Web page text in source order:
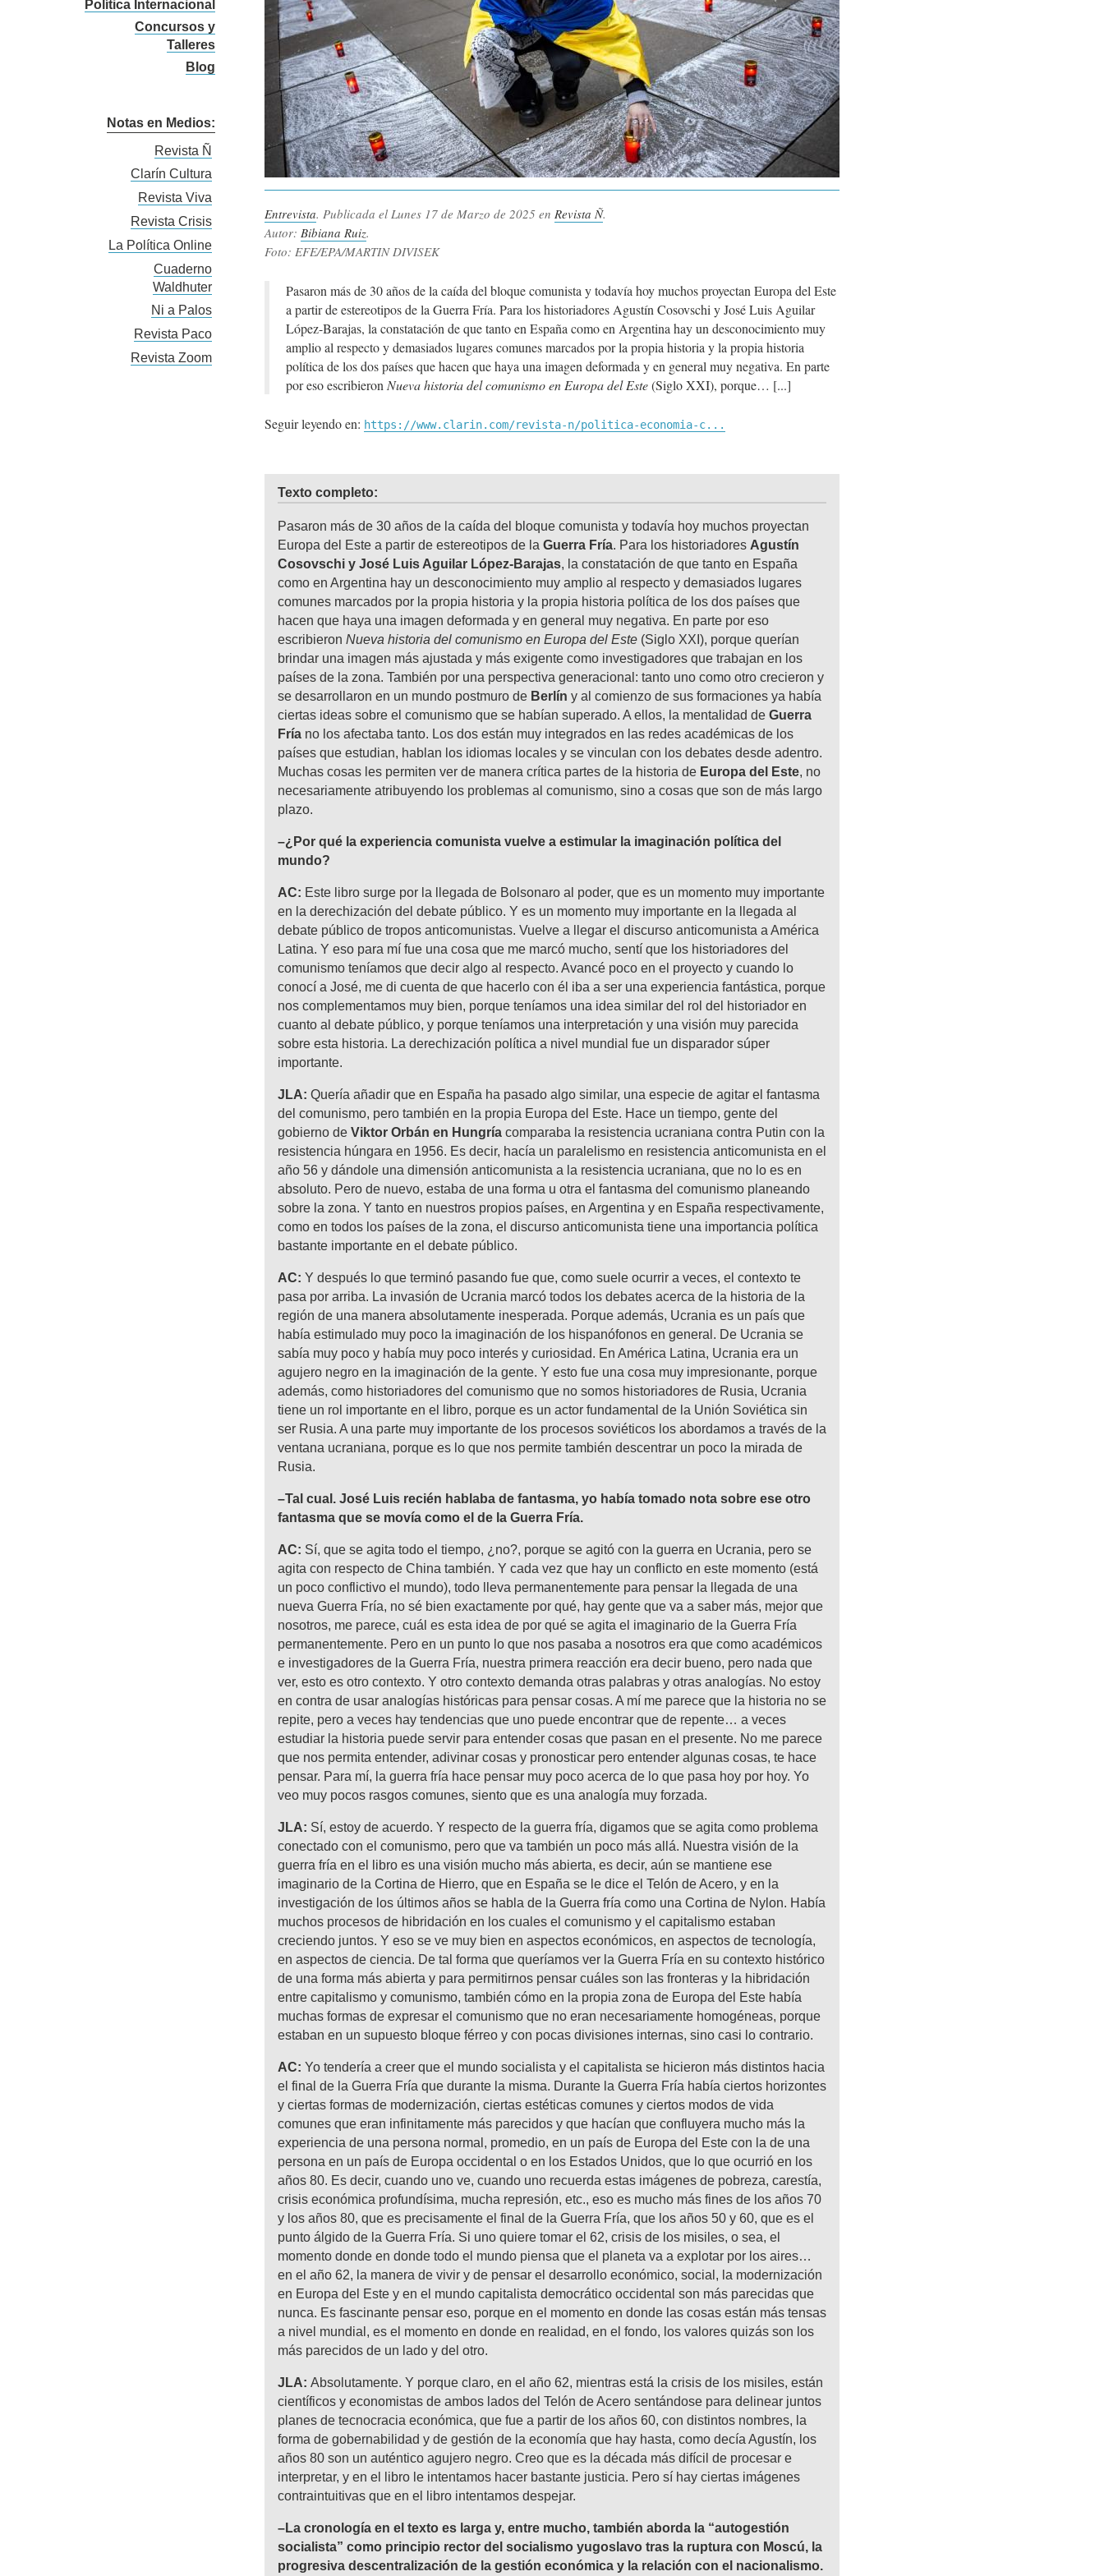
Política Internacional
Concursos y
Talleres
Blog
Notas en Medios:
Revista Ñ
Clarín Cultura
Revista Viva
Revista Crisis
La Política Online
Cuaderno
Waldhuter
Ni a Palos
Revista Paco
Revista Zoom
Entrevista. Publicada el Lunes 17 de Marzo de 2025 en Revista Ñ.
Autor: Bibiana Ruiz.
Foto: EFE/EPA/MARTIN DIVISEK
Pasaron más de 30 años de la caída del bloque comunista y todavía hoy muchos proyectan Europa del Este
a partir de estereotipos de la Guerra Fría. Para los historiadores Agustín Cosovschi y José Luis Aguilar
López-Barajas, la constatación de que tanto en España como en Argentina hay un desconocimiento muy
amplio al respecto y demasiados lugares comunes marcados por la propia historia y la propia historia
política de los dos países que hacen que haya una imagen deformada y en general muy negativa. En parte
por eso escribieron Nueva historia del comunismo en Europa del Este(Siglo XXI), porque…
Seguir leyendo en: https://www.clarin.com/revista-n/politica-economia-c...
Texto completo:
Pasaron más de 30 años de la caída del bloque comunista y todavía hoy muchos proyectan
Europa del Este a partir de estereotipos de la Guerra Fría. Para los historiadores Agustín
Cosovschi y José Luis Aguilar López-Barajas, la constatación de que tanto en España
como en Argentina hay un desconocimiento muy amplio al respecto y demasiados lugares
comunes marcados por la propia historia y la propia historia política de los dos países que
hacen que haya una imagen deformada y en general muy negativa. En parte por eso
escribieron Nueva historia del comunismo en Europa del Este (Siglo XXI), porque querían
brindar una imagen más ajustada y más exigente como investigadores que trabajan en los
países de la zona. También por una perspectiva generacional: tanto uno como otro crecieron y
se desarrollaron en un mundo postmuro de Berlín y al comienzo de sus formaciones ya había
ciertas ideas sobre el comunismo que se habían superado. A ellos, la mentalidad de Guerra
Fría no los afectaba tanto. Los dos están muy integrados en las redes académicas de los
países que estudian, hablan los idiomas locales y se vinculan con los debates desde adentro.
Muchas cosas les permiten ver de manera crítica partes de la historia de Europa del Este, no
necesariamente atribuyendo los problemas al comunismo, sino a cosas que son de más largo
plazo.
–¿Por qué la experiencia comunista vuelve a estimular la imaginación política del
mundo?
AC: Este libro surge por la llegada de Bolsonaro al poder, que es un momento muy importante
en la derechización del debate público. Y es un momento muy importante en la llegada al
debate público de tropos anticomunistas. Vuelve a llegar el discurso anticomunista a América
Latina. Y eso para mí fue una cosa que me marcó mucho, sentí que los historiadores del
comunismo teníamos que decir algo al respecto. Avancé poco en el proyecto y cuando lo
conocí a José, me di cuenta de que hacerlo con él iba a ser una experiencia fantástica, porque
nos complementamos muy bien, porque teníamos una idea similar del rol del historiador en
cuanto al debate público, y porque teníamos una interpretación y una visión muy parecida
sobre esta historia. La derechización política a nivel mundial fue un disparador súper
importante.
JLA: Quería añadir que en España ha pasado algo similar, una especie de agitar el fantasma
del comunismo, pero también en la propia Europa del Este. Hace un tiempo, gente del
gobierno de Viktor Orbán en Hungría comparaba la resistencia ucraniana contra Putin con la
resistencia húngara en 1956. Es decir, hacía un paralelismo en resistencia anticomunista en el
año 56 y dándole una dimensión anticomunista a la resistencia ucraniana, que no lo es en
absoluto. Pero de nuevo, estaba de una forma u otra el fantasma del comunismo planeando
sobre la zona. Y tanto en nuestros propios países, en Argentina y en España respectivamente,
como en todos los países de la zona, el discurso anticomunista tiene una importancia política
bastante importante en el debate público.
AC: Y después lo que terminó pasando fue que, como suele ocurrir a veces, el contexto te
pasa por arriba. La invasión de Ucrania marcó todos los debates acerca de la historia de la
región de una manera absolutamente inesperada. Porque además, Ucrania es un país que
había estimulado muy poco la imaginación de los hispanófonos en general. De Ucrania se
sabía muy poco y había muy poco interés y curiosidad. En América Latina, Ucrania era un
agujero negro en la imaginación de la gente. Y esto fue una cosa muy impresionante, porque
además, como historiadores del comunismo que no somos historiadores de Rusia, Ucrania
tiene un rol importante en el libro, porque es un actor fundamental de la Unión Soviética sin
ser Rusia. A una parte muy importante de los procesos soviéticos los abordamos a través de la
ventana ucraniana, porque es lo que nos permite también descentrar un poco la mirada de
Rusia.
–Tal cual. José Luis recién hablaba de fantasma, yo había tomado nota sobre ese otro
fantasma que se movía como el de la Guerra Fría.
AC: Sí, que se agita todo el tiempo, ¿no?, porque se agitó con la guerra en Ucrania, pero se
agita con respecto de China también. Y cada vez que hay un conflicto en este momento (está
un poco conflictivo el mundo), todo lleva permanentemente para pensar la llegada de una
nueva Guerra Fría, no sé bien exactamente por qué, hay gente que va a saber más, mejor que
nosotros, me parece, cuál es esta idea de por qué se agita el imaginario de la Guerra Fría
permanentemente. Pero en un punto lo que nos pasaba a nosotros era que como académicos
e investigadores de la Guerra Fría, nuestra primera reacción era decir bueno, pero nada que
ver, esto es otro contexto. Y otro contexto demanda otras palabras y otras analogías. No estoy
en contra de usar analogías históricas para pensar cosas. A mí me parece que la historia no se
repite, pero a veces hay tendencias que uno puede encontrar que de repente… a veces
estudiar la historia puede servir para entender cosas que pasan en el presente. No me parece
que nos permita entender, adivinar cosas y pronosticar pero entender algunas cosas, te hace
pensar. Para mí, la guerra fría hace pensar muy poco acerca de lo que pasa hoy por hoy. Yo
veo muy pocos rasgos comunes, siento que es una analogía muy forzada.
JLA: Sí, estoy de acuerdo. Y respecto de la guerra fría, digamos que se agita como problema
conectado con el comunismo, pero que va también un poco más allá. Nuestra visión de la
guerra fría en el libro es una visión mucho más abierta, es decir, aún se mantiene ese
imaginario de la Cortina de Hierro, que en España se le dice el Telón de Acero, y en la
investigación de los últimos años se habla de la Guerra fría como una Cortina de Nylon. Había
muchos procesos de hibridación en los cuales el comunismo y el capitalismo estaban
creciendo juntos. Y eso se ve muy bien en aspectos económicos, en aspectos de tecnología,
en aspectos de ciencia. De tal forma que queríamos ver la Guerra Fría en su contexto histórico
de una forma más abierta y para permitirnos pensar cuáles son las fronteras y la hibridación
entre capitalismo y comunismo, también cómo en la propia zona de Europa del Este había
muchas formas de expresar el comunismo que no eran necesariamente homogéneas, porque
estaban en un supuesto bloque férreo y con pocas divisiones internas, sino casi lo contrario.
AC: Yo tendería a creer que el mundo socialista y el capitalista se hicieron más distintos hacia
el final de la Guerra Fría que durante la misma. Durante la Guerra Fría había ciertos horizontes
y ciertas formas de modernización, ciertas estéticas comunes y ciertos modos de vida
comunes que eran infinitamente más parecidos y que hacían que confluyera mucho más la
experiencia de una persona normal, promedio, en un país de Europa del Este con la de una
persona en un país de Europa occidental o en los Estados Unidos, que lo que ocurrió en los
años 80. Es decir, cuando uno ve, cuando uno recuerda estas imágenes de pobreza, carestía,
crisis económica profundísima, mucha represión, etc., eso es mucho más fines de los años 70
y los años 80, que es precisamente el final de la Guerra Fría, que los años 50 y 60, que es el
punto álgido de la Guerra Fría. Si uno quiere tomar el 62, crisis de los misiles, o sea, el
momento donde en donde todo el mundo piensa que el planeta va a explotar por los aires…
en el año 62, la manera de vivir y de pensar el desarrollo económico, social, la modernización
en Europa del Este y en el mundo capitalista democrático occidental son más parecidas que
nunca. Es fascinante pensar eso, porque en el momento en donde las cosas están más tensas
a nivel mundial, es el momento en donde en realidad, en el fondo, los valores quizás son los
más parecidos de un lado y del otro.
JLA: Absolutamente. Y porque claro, en el año 62, mientras está la crisis de los misiles, están
científicos y economistas de ambos lados del Telón de Acero sentándose para delinear juntos
planes de tecnocracia económica, que fue a partir de los años 60, con distintos nombres, la
forma de gobernabilidad y de gestión de la economía que hay hasta, como decía Agustín, los
años 80 son un auténtico agujero negro. Creo que es la década más difícil de procesar e
interpretar, y en el libro le intentamos hacer bastante justicia. Pero sí hay ciertas imágenes
contraintuitivas que en el libro intentamos despejar.
–La cronología en el texto es larga y, entre mucho, también aborda la “autogestión
socialista” como principio rector del socialismo yugoslavo tras la ruptura con Moscú, la
progresiva descentralización de la gestión económica y la relación con el nacionalismo.